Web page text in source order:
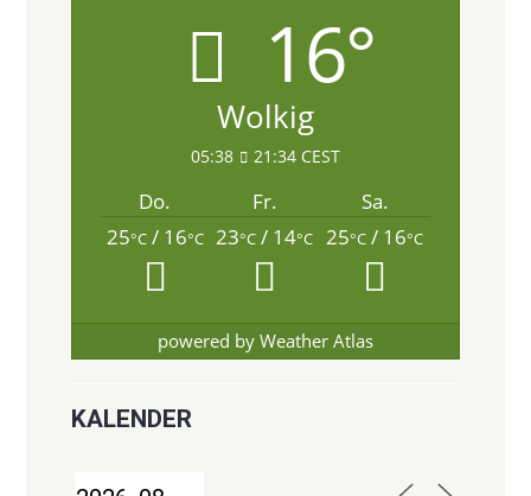
16°
Wolkig
05:38 21:34 CEST
Do. Fr.
Sa.
25°C/ 16°C 23°C / 14°C 25°C / 16°C
powered by Weather Atlas
KALENDER